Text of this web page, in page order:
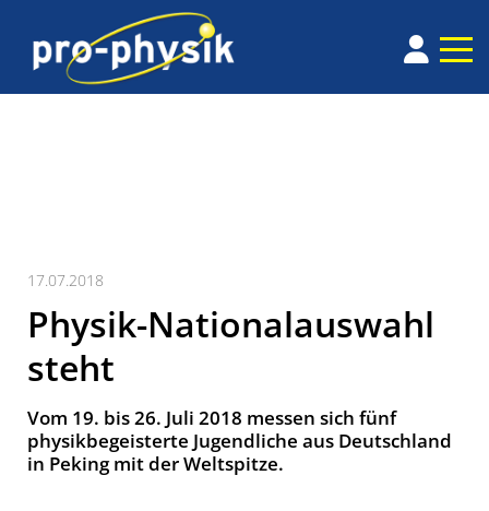
17.07.2018
Physik-Nationalauswahl
steht
Vom 19. bis 26. Juli 2018 messen sich fünf
physikbegeisterte Jugendliche aus Deutschland
in Peking mit der Weltspitze.